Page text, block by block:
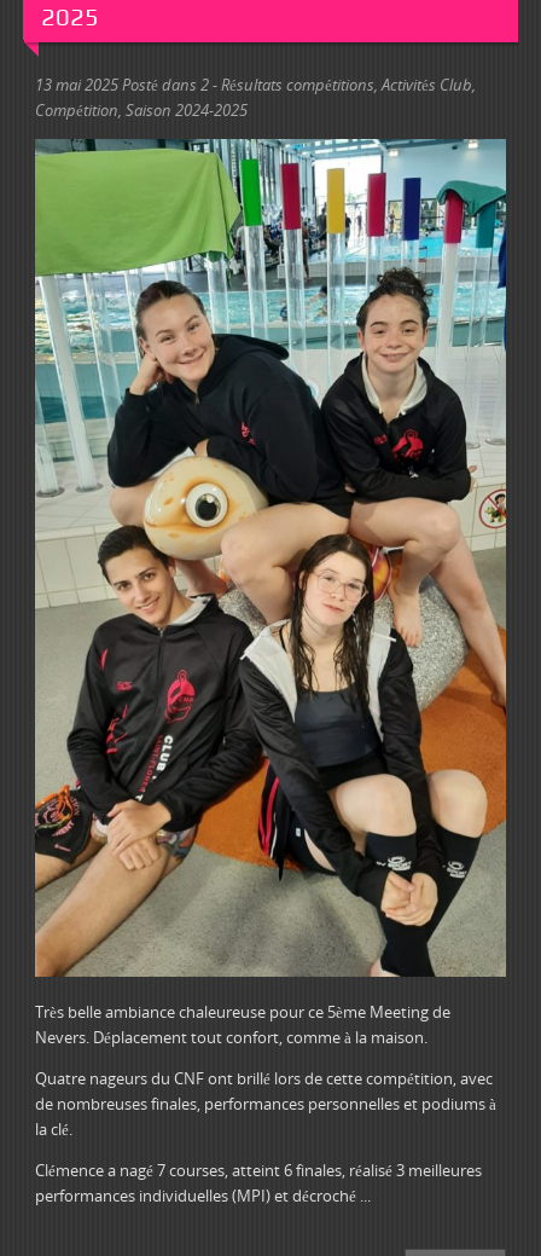
2025
13 mai 2025Posté dans 2 - Résultats compétitions,Activités Club,
Compétition, Saison 2024-2025
Très belle ambiance chaleureuse pour ce 5ème Meeting de
Nevers. Déplacement tout confort, comme à la maison.
Quatre nageurs du CNF ont brillé lors de cette compétition, avec
de nombreuses finales, performances personnelles et podiums à
la clé.
Clémence a nagé 7 courses, atteint 6 finales, réalisé 3 meilleures
performances individuelles (MPI) et décroché ...